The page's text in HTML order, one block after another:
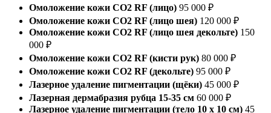
Омоложение кожи CO2 RF (лицо) 95 000 ₽
Омоложение кожи CO2 RF (лицо шея) 120 000 ₽
Омоложение кожи CO2 RF (лицо шея декольте) 150
000 ₽
Омоложение кожи CO2 RF (кисти рук) 80 000 ₽
Омоложение кожи CO2 RF (декольте) 95 000 ₽
Лазерное удаление пигментации (щёки) 45 000 ₽
Лазерная дермабразия рубца 15-35 см 60 000 ₽
Лазерное удаление пигментации (тело 10 х 10 см) 45